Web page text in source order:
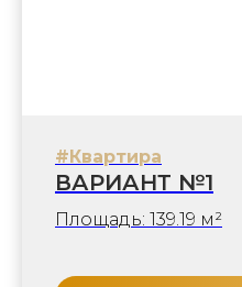
#Квартира
ВАРИАНТ №1
Площадь: 139.19 м²